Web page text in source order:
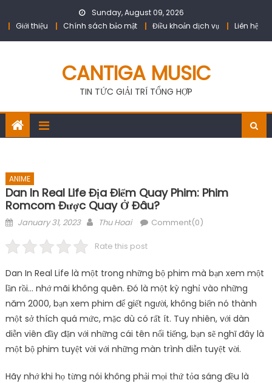
Sunday, August 09, 2026
Giới thiệu
Chính sách bảo mật Điều khoản dịch vụ Liên hệ
CANTIGA MUSIC
TIN TỨC GIẢI TRÍ TỔNG HỢP
ANIME
Dan In Real Life Địa Điểm Quay Phim: Phim
Romcom Được Quay Ở Đâu?
Posted
January 31, 2023 Author
Thu Hoai Comment(0)
Rate this post
Dan In Real Life là một trong những bộ phim mà bạn xem một
lần rồi… nhớ mãi không quên. Đó là một kỳ nghỉ vào những
năm 2000, bạn xem phim để giết người, không biến nó thành
một sở thích quá mức, mặc dù có rất ít. Tuy nhiên, với dàn
diễn viên đầy đặn với những cái tên nổi tiếng, bạn sẽ nghĩ đây là
một bộ phim tuyệt vời với những màn trình diễn tuyệt vời.
Hãy nhớ khi họ từng nói không phải mọi thứ tỏa sáng đều là